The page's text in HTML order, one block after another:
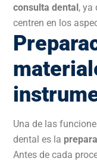
consulta dental, ya
centren en los
Una de las
dental es la
Antes de cada